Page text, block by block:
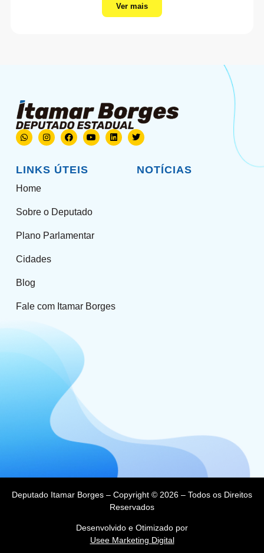
Ver mais
LINKS ÚTEIS
Home
Sobre o Deputado
Plano Parlamentar
Cidades
Blog
Fale com Itamar Borges
NOTÍCIAS
Deputado Itamar Borges – Copyright © 2026 – Todos os Direitos
Reservados
Desenvolvido e Otimizado por
Usee Marketing Digital